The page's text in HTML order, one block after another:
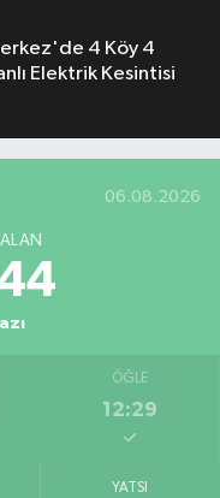
4 Köy 4
Elektrik Kesintisi
06.08.2026
ÖĞLE
12:29
YATSI